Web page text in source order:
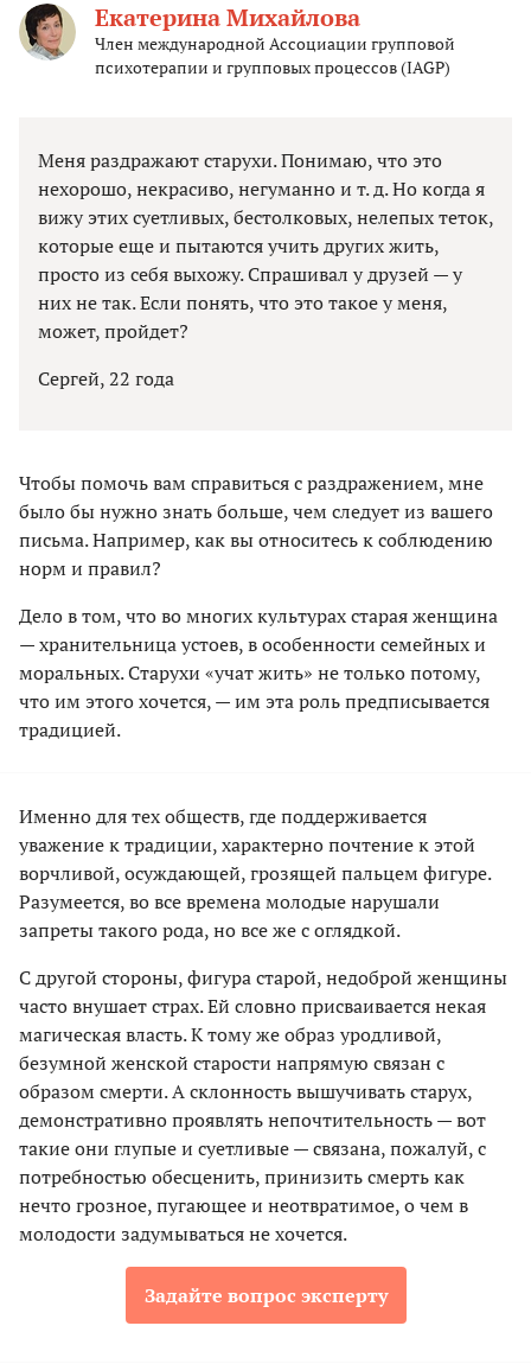
Екатерина Михайлова
Член международной Ассоциации групповой
психотерапии и групповых процессов (IAGP)
Меня раздражают старухи. Понимаю, что это
нехорошо, некрасиво, негуманно и т. д. Но когда я
вижу этих суетливых, бестолковых, нелепых теток,
которые еще и пытаются учить других жить,
просто из себя выхожу. Спрашивал у друзей — у
них не так. Если понять, что это такое у меня,
может, пройдет?
Сергей, 22 года
Чтобы помочь вам справиться с раздражением, мне
было бы нужно знать больше, чем следует из вашего
письма. Например, как вы относитесь к соблюдению
норм и правил?
Дело в том, что во многих культурах старая женщина
— хранительница устоев, в особенности семейных и
моральных. Старухи «учат жить» не только потому,
что им этого хочется, — им эта роль предписывается
традицией.
Именно для тех обществ, где поддерживается
уважение к традиции, характерно почтение к этой
ворчливой, осуждающей, грозящей пальцем фигуре.
Разумеется, во все времена молодые нарушали
запреты такого рода, но все же с оглядкой.
С другой стороны, фигура старой, недоброй женщины
часто внушает страх. Ей словно присваивается некая
магическая власть. К тому же образ уродливой,
безумной женской старости напрямую связан с
образом смерти. А склонность вышучивать старух,
демонстративно проявлять непочтительность — вот
такие они глупые и суетливые — связана, пожалуй, с
потребностью обесценить, принизить смерть как
нечто грозное, пугающее и неотвратимое, о чем в
молодости задумываться не хочется.
Задайте вопрос эксперту